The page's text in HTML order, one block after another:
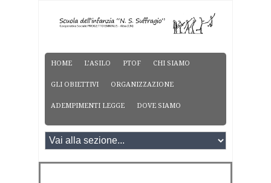
HOME L’ASILO PTOF CHI SIAMO
GLI OBIETTIVI ORGANIZZAZIONE
ADEMPIMENTI LEGGE DOVE SIAMO